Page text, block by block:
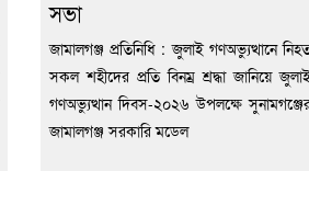
সভা
জামালগঞ্জ প্রতিনিধি : জুলাই গণঅভ্যুত্থানে
সকল শহীদের প্রতি বিনম্র শ্রদ্ধা জানিয়ে
গণঅভ্যুত্থান দিবস-২০২৬ উপলক্ষে
জামালগঞ্জ সরকারি মডেল